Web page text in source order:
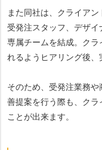
また同社は、クライアン
受発注スタッフ、デザイ
専属チームを結成。ク
れるようヒアリング後、
そのため、受発注業務
善提案を行う際も、ク
ことが出来ます。